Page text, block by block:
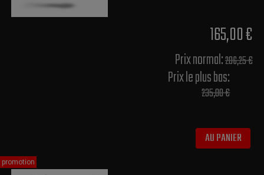
165,00 €
Prix normal​:206,25 €
Prix le plus bas:
235,00 €
AU PANIER
promotion